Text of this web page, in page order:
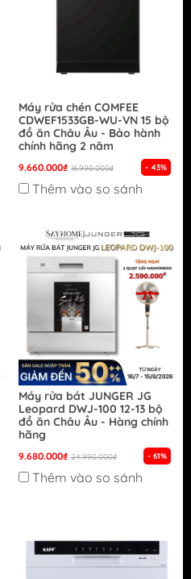
Máy rửa chén COMFEE
CDWEF1533GB-WU-VN 15 bộ
đồ ăn Châu Âu - Bảo hành
chính hãng 2 năm
9.660.000₫ 16.990.000₫ - 43%
Thêm vào so sánh
Máy rửa bát JUNGER JG
Leopard DWJ-100 12-13 bộ
đồ ăn Châu Âu - Hàng chính
hãng
9.680.000₫ 24.990.000₫ - 61%
Thêm vào so sánh